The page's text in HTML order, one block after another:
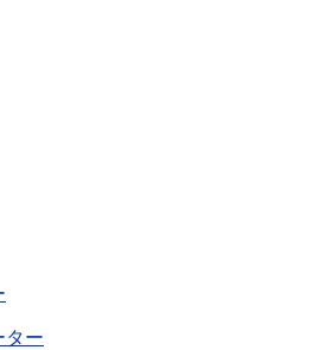
ター